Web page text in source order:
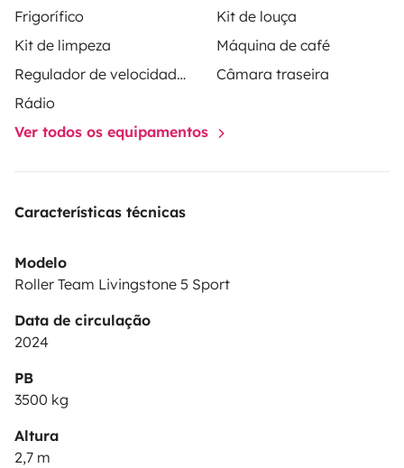
Frigorífico
Kit de louça
Kit de limpeza
Máquina de café
Regulador de velocidade / Cruise Control
Câmara traseira
Rádio
Ver todos os equipamentos
Características técnicas
Modelo
Roller Team Livingstone 5 Sport
Data de circulação
2024
PB
3500 kg
Altura
2,7 m